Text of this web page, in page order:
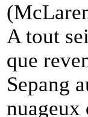
A tout
que
Sepang
nuageux